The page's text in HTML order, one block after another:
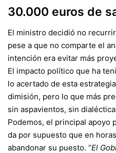
30.000 euros de
El ministro decidió no
pese a que no comparte el
intención era evitar más
El impacto político que ha
lo acertado de esta
dimisión, pero lo que más
sin aspavientos, sin
Podemos, el principal apoyo
da por supuesto que en
abandonar su puesto. “El